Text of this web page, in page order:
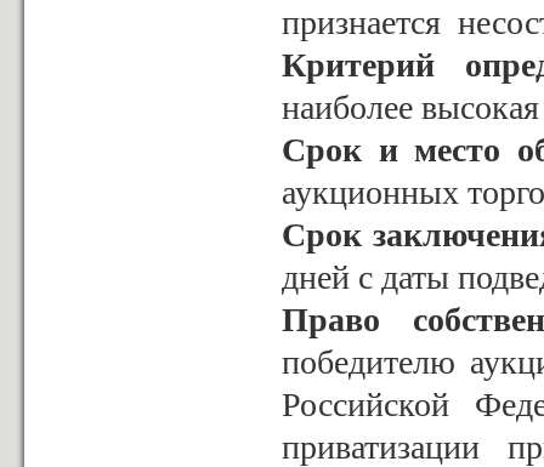
признается
Критерий
наиболее
Срок и место
аукционных
Срок
дней с даты
Право
победителю
Российской
приватизации